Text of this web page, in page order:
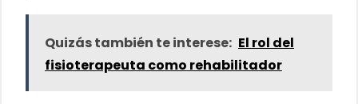
Quizás también te interese: El rol del
fisioterapeuta como rehabilitador